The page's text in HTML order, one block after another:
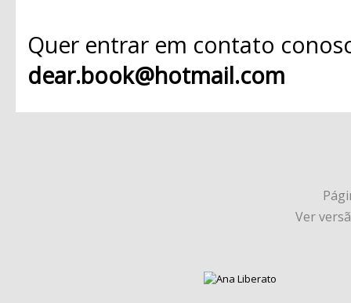
Quer entrar em contato
dear.book@hotmail.com
Ver